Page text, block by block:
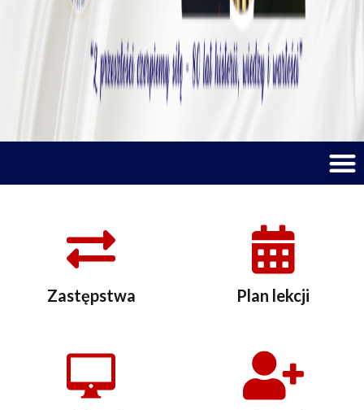
Zastępstwa Plan lekcji